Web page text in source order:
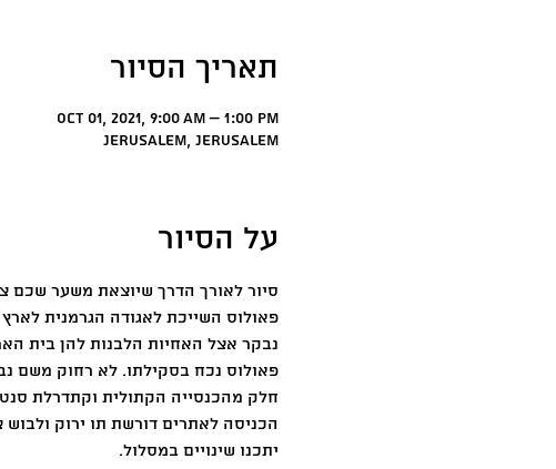
תאריך הסיור
Oct 01, 2021, 9:00 AM – 1:00 PM
Jerusalem, Jerusalem
על הסיור
פאולוס השייכת לאגודה הגרמנית
נבקר אצל האחיות הלבנות להן בית
פאולוס נכח בסקילתו. לא רחוק משם
חלק מהכנסייה הקתולית וקתדרלת
הכניסה לאתרים דורשת תו ירוק ולבוש
יתכנו שינויים במסלול.